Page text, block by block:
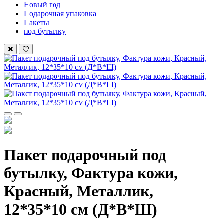
Новый год
Подарочная упаковка
Пакеты
под бутылку
Пакет подарочный под
бутылку, Фактура кожи,
Красный, Металлик,
12*35*10 см (Д*В*Ш)